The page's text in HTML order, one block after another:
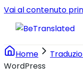
Vai al contenuto
Home
WordPress